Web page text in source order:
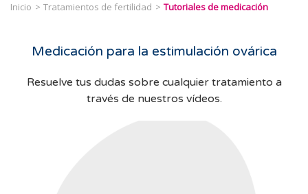
Inicio Tratamientos de fertilidad Tutoriales de medicación
Medicación para la estimulación ovárica
Resuelve tus dudas sobre cualquier tratamiento a
través de nuestros vídeos.